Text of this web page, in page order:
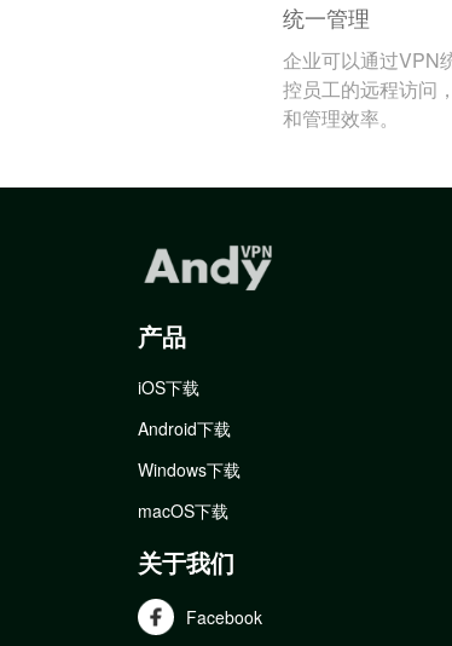
统一管理
企业可以通过VPN
控员工的远程访问
和管理效率。
产品
iOS下载
Android下载
Windows下载
macOS下载
关于我们
Facebook